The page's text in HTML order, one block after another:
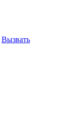
Вызвать